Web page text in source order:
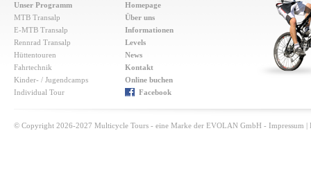
Unser Programm
MTB Transalp
E-MTB Transalp
Rennrad Transalp
Hüttentouren
Fahrtechnik
Kinder- / Jugendcamps
Individual Tour
Homepage
Über uns
Informationen
Levels
News
Kontakt
Online buchen
Facebook
© Copyright 2026-2027 Multicycle Tours - eine Marke der EVOLAN GmbH - Impressum |